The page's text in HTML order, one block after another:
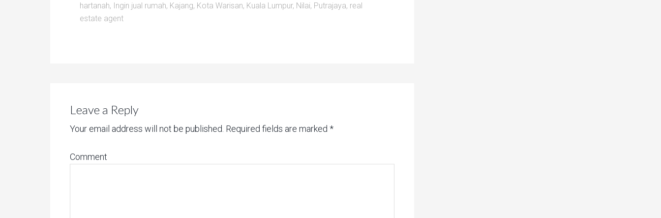
hartanah, Ingin jual rumah, Kajang, Kota Warisan, Kuala Lumpur, Nilai, Putrajaya, real
estate agent
Leave a Reply
Your email address will not be published. Required fields are marked *
Comment